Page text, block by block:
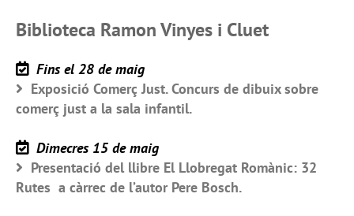
Biblioteca Ramon Vinyes i Cluet
Fins el 28 de maig
Exposició Comerç Just. Concurs de dibuix sobre
comerç just a la sala infantil.
Dimecres 15 de maig
Presentació del llibre El Llobregat Romànic: 32
Rutes a càrrec de l’autor Pere Bosch.